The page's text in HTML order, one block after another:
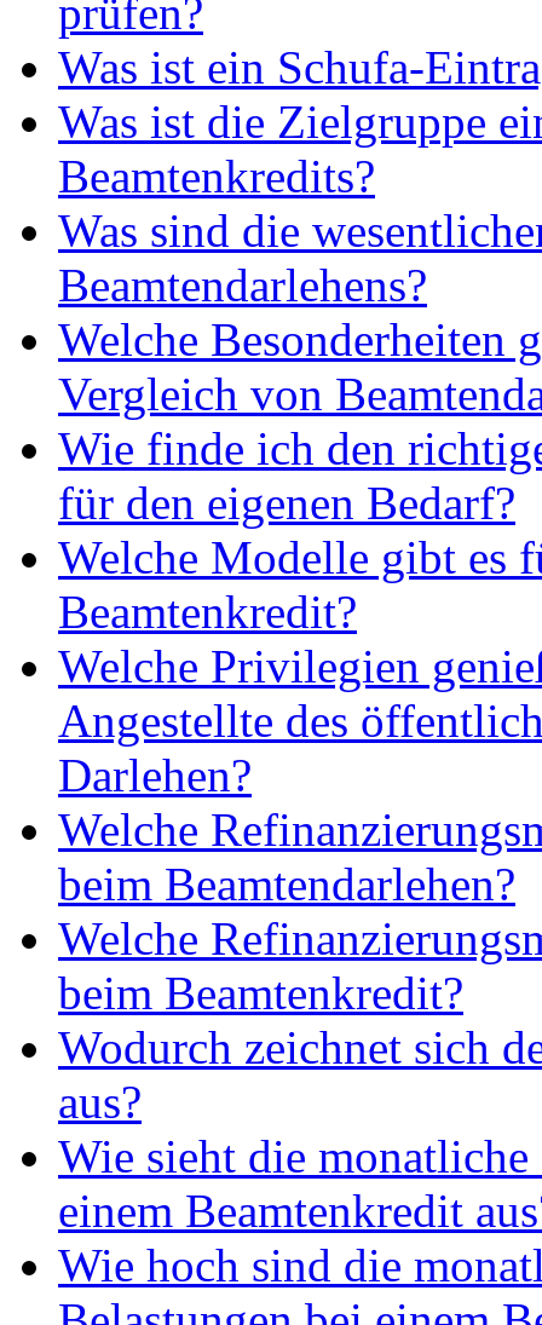
prüfen?
Was ist ein Schufa-
Was ist die Zielgruppe
Beamtenkredits?
Was sind die
Beamtendarlehens?
Welche Besonderheiten
Vergleich von
Wie finde ich den
für den eigenen Bedarf?
Welche Modelle gibt es
Beamtenkredit?
Welche Privilegien
Angestellte des
Darlehen?
Welche
beim Beamtendarlehen?
Welche
beim Beamtenkredit?
Wodurch zeichnet sich
aus?
Wie sieht die
einem Beamtenkredit
Wie hoch sind die